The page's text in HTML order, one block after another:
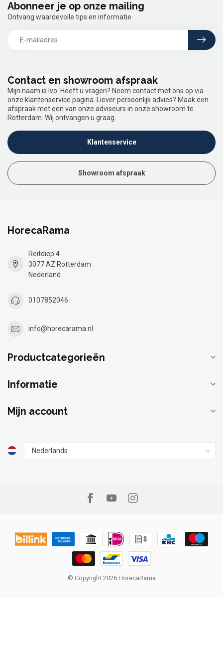
Contact en showroom afspraak
Mijn naam is Ivo. Heeft u vragen? Neem contact met ons op via
onze klantenservice pagina. Liever persoonlijk advies? Maak een
afspraak met een van onze adviseurs in onze showroom te
Rotterdam. Wij ontvangen u graag.
Klantenservice
Showroom afspraak
Abonneer je op onze mailing
Ontvang waardevolle tips en informatie
HorecaRama
Reitdiep 4
3077 AZ Rotterdam
Nederland
0107852046
info@horecarama.nl
Productcategorieën
Informatie
Mijn account
© Copyright 2026 HorecaRama